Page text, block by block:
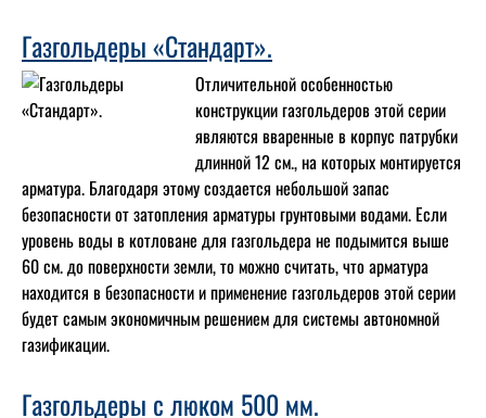
Газгольдеры «Стандарт».
Отличительной особенностью
конструкции газгольдеров этой серии
являются вваренные в корпус патрубки
длинной 12 см., на которых монтируется
арматура. Благодаря этому создается небольшой запас
безопасности от затопления арматуры грунтовыми водами. Если
уровень воды в котловане для газгольдера не подымится выше
60 см. до поверхности земли, то можно считать, что арматура
находится в безопасности и применение газгольдеров этой серии
будет самым экономичным решением для системы автономной
газификации.
Газгольдеры с люком 500 мм.